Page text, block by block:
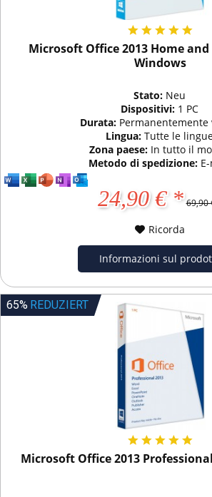
Microsoft Office 2013 Home
Windows
Stato: Neu
Dispositivi: 1 PC
Durata: Permanentemente
Lingua:Tutte le
Zona paese: In tutto il
Metodo di spedizione:
24,90 € * 69,90
Ricorda
Informazioni sul
65% REDUZIERT
Microsoft Office 2013